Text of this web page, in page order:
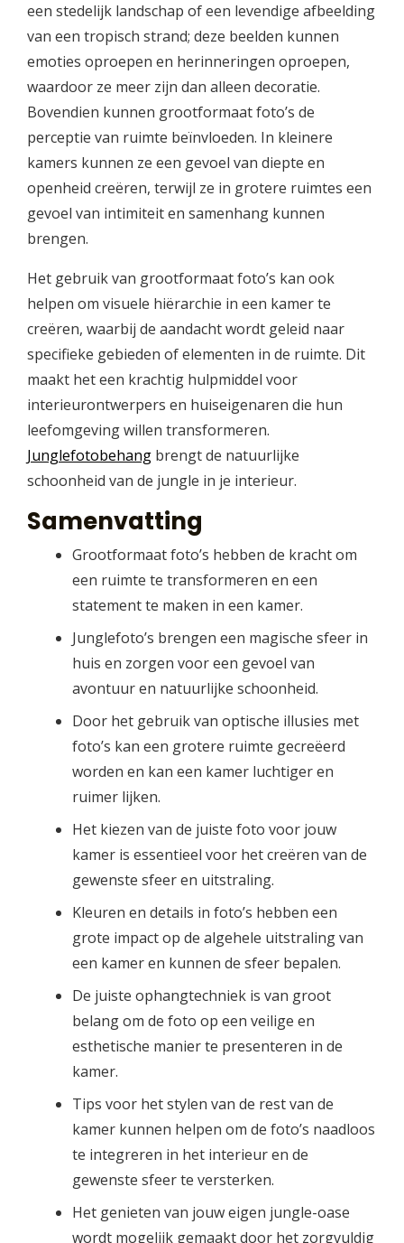
een stedelijk landschap of een levendige afbeelding
van een tropisch strand; deze beelden kunnen
emoties oproepen en herinneringen oproepen,
waardoor ze meer zijn dan alleen decoratie.
Bovendien kunnen grootformaat foto’s de
perceptie van ruimte beïnvloeden. In kleinere
kamers kunnen ze een gevoel van diepte en
openheid creëren, terwijl ze in grotere ruimtes een
gevoel van intimiteit en samenhang kunnen
brengen.
Het gebruik van grootformaat foto’s kan ook
helpen om visuele hiërarchie in een kamer te
creëren, waarbij de aandacht wordt geleid naar
specifieke gebieden of elementen in de ruimte. Dit
maakt het een krachtig hulpmiddel voor
interieurontwerpers en huiseigenaren die hun
leefomgeving willen transformeren.
Junglefotobehang brengt de natuurlijke
schoonheid van de jungle in je interieur.
Samenvatting
Grootformaat foto’s hebben de kracht om
een ruimte te transformeren en een
statement te maken in een kamer.
Junglefoto’s brengen een magische sfeer in
huis en zorgen voor een gevoel van
avontuur en natuurlijke schoonheid.
Door het gebruik van optische illusies met
foto’s kan een grotere ruimte gecreëerd
worden en kan een kamer luchtiger en
ruimer lijken.
Het kiezen van de juiste foto voor jouw
kamer is essentieel voor het creëren van de
gewenste sfeer en uitstraling.
Kleuren en details in foto’s hebben een
grote impact op de algehele uitstraling van
een kamer en kunnen de sfeer bepalen.
De juiste ophangtechniek is van groot
belang om de foto op een veilige en
esthetische manier te presenteren in de
kamer.
Tips voor het stylen van de rest van de
kamer kunnen helpen om de foto’s naadloos
te integreren in het interieur en de
gewenste sfeer te versterken.
Het genieten van jouw eigen jungle-oase
wordt mogelijk gemaakt door het zorgvuldig